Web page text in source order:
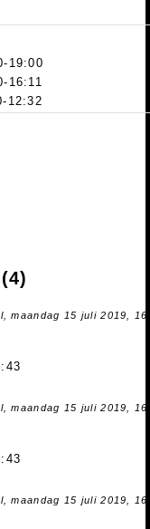
19:00
16:11
12:32
(4)
maandag 15 juli 2019,
maandag 15 juli 2019,
maandag 15 juli 2019,